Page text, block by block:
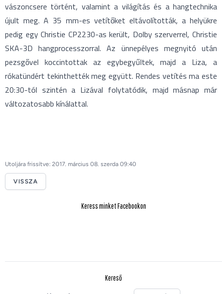
vászoncsere történt, valamint a világítás és a hangtechnika
újult meg. A 35 mm-es vetítőket eltávolították, a helyükre
pedig egy Christie CP2230-as került, Dolby szerverrel, Christie
SKA-3D hangprocesszorral. Az ünnepélyes megnyitó után
pezsgővel koccintottak az egybegyűltek, majd a Liza, a
rókatündért tekinthették meg együtt. Rendes vetítés ma este
20:30-tól szintén a Lizával folytatódik, majd másnap már
változatosabb kínálattal.
Utoljára frissítve: 2017. március 08. szerda 09:40
VISSZA
Keress minket Facebookon
Kereső